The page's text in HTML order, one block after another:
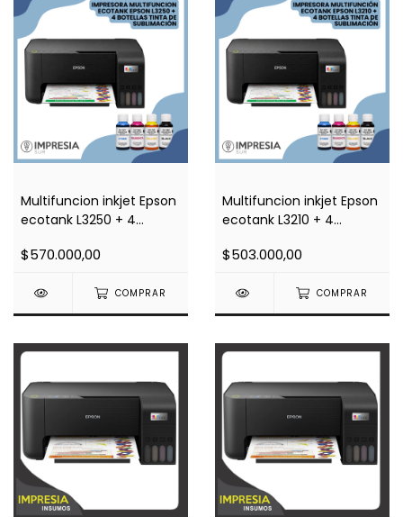
Multifuncion inkjet Epson
ecotank L3250 + 4
sublimacion
$570.000,00
COMPRAR
Multifuncion inkjet Epson
ecotank L3210 + 4
sublimacion
$503.000,00
COMPRAR